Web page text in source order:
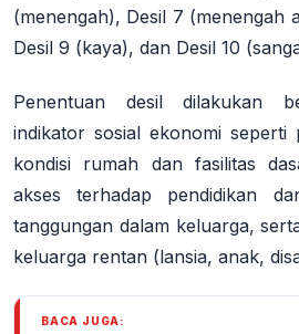
(menengah), Desil 7 (menengah
Desil 9 (kaya), dan Desil 10
Penentuan desil dilakukan
indikator sosial ekonomi seperti
kondisi rumah dan fasilitas
akses terhadap pendidikan
tanggungan dalam keluarga,
keluarga rentan (lansia, anak,
BACA JUGA: